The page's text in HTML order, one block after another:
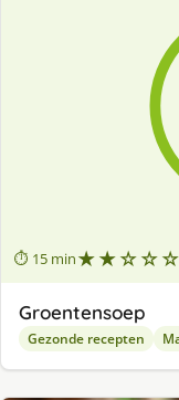
⏱ 15 min★★☆☆☆
Groentensoep
Gezonde recepten